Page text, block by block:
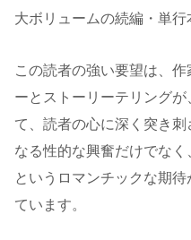
大ボリュームの続編・単行
この読者の強い要望は、
ーとストーリーテリング
て、読者の心に深く突き
なる性的な興奮だけでな
というロマンチックな期
ています。